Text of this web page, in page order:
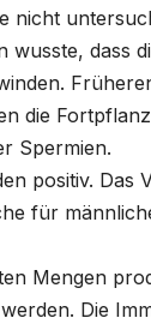
nicht
dass
die
Spermien.
positiv. Das
für
Mengen
Die